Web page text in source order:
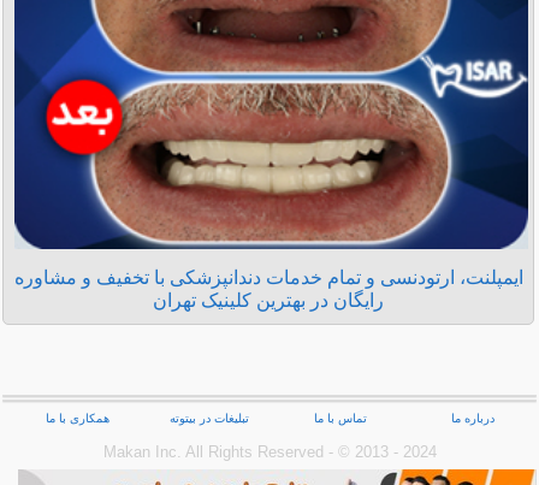
ایمپلنت، ارتودنسی و تمام خدمات دندانپزشکی با تخفیف و مشاوره
رایگان در بهترین کلینیک تهران
درباره ما تماس با ما تبلیغات در بیتوته همکاری با ما
Makan Inc.‎ All Rights Reserved - © 2013 - 2024